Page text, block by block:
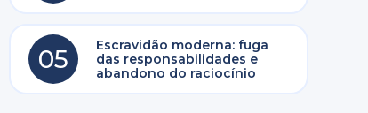
05
Escravidão moderna: fuga
das responsabilidades e
abandono do raciocínio